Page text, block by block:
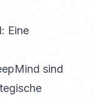
Eine
sind